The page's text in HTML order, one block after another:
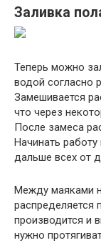
Заливка
Теперь можно
водой согласно
Замешивается
что через
После замеса
Начинать работу
дальше всех от
Между маяками
распределяется
производится и
нужно